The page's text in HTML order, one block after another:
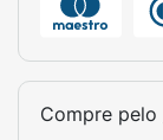
Compre pelo